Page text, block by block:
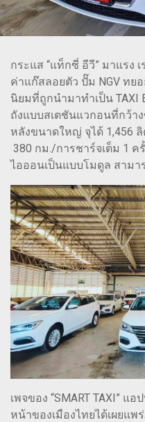
กระแส “แท็กซี่ อีวี” มาแรง
ค่าแก๊สลอยตัว ปั๊ม NGV ทย
นิยมที่ถูกนำมาทำเป็น TAXI
ถังแบบสเตชันแวกอนที่กว้า
หลังขนาดใหญ่ จุได้ 1,456
380 กม./การชาร์จเต็ม 1
ไอออนเป็นแบบโมดูล สาม
เพจของ “SMART TAXI”
หน้าของเมืองไทยได้เผยแพ